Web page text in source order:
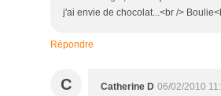
j'ai envie de chocolat...<br />
Répondre
C Catherine D 06/02/2010